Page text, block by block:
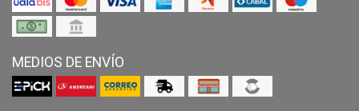
MEDIOS DE ENVÍO